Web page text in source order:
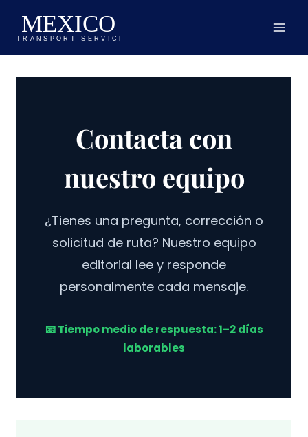
Saltar
contenido
Contacta con
nuestro equipo
¿Tienes una pregunta, corrección o
solicitud de ruta? Nuestro equipo
editorial lee y responde
personalmente cada mensaje.
📧 Tiempo medio de respuesta: 1–2 días
laborables